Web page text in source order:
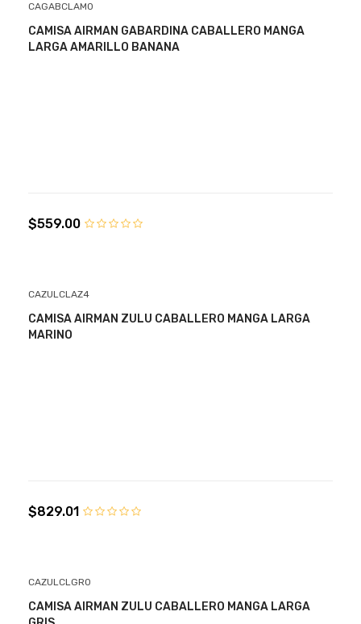
CAGABCLAM0
CAMISA AIRMAN GABARDINA CABALLERO MANGA
LARGA AMARILLO BANANA
$559.00
CAZULCLAZ4
CAMISA AIRMAN ZULU CABALLERO MANGA LARGA
MARINO
$829.01
CAZULCLGR0
CAMISA AIRMAN ZULU CABALLERO MANGA LARGA